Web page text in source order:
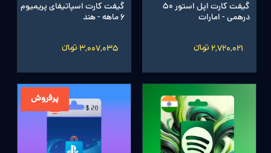
گیفت کارت اپل استور 50
درهمی - امارات
2,720,021 تومانءءء
گیفت کارت اسپاتیفای پریمیوم
6 ماهه - هند
3,007,035 تومانءءء
پرفروش